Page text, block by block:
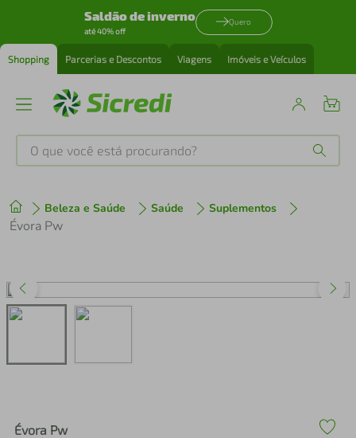
Saldão de inverno
até 40% off
Quero
Shopping Parcerias e Descontos Viagens Imóveis e Veículos
O que você está procurando?
Beleza e Saúde Saúde Suplementos
Évora Pw
Évora Pw
1 º
perfume